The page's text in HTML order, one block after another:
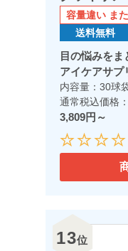
容量違い ま
送料無料
目の悩みを
アイケアサプ
内容量：30球
通常税込価格：
3,809円～
13位